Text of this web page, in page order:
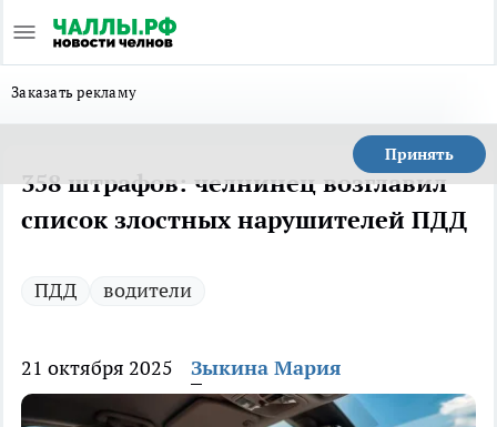
Заказать рекламу
Принять
358 штрафов: челнинец возглавил
список злостных нарушителей ПДД
ПДД водители
21 октября 2025 Зыкина Мария